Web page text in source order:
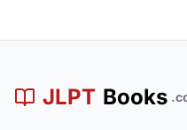
JLPT Books